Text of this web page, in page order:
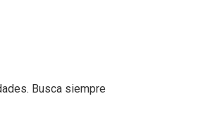
Busca siempre